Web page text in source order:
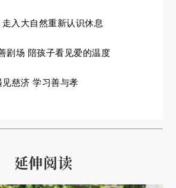
走入大自然重新认识休息
剧场 陪孩子看见爱的温度
慈济 学习善与孝
延伸阅读